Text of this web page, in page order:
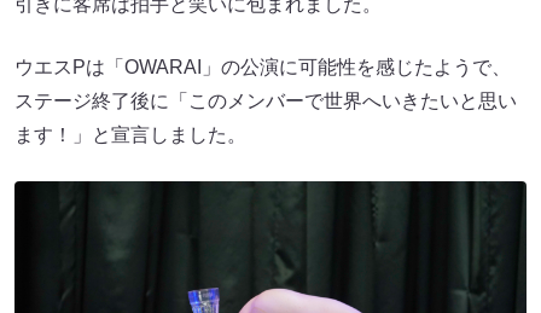
ウエスPは「OWARAI」の公演に可能性を感じたようで、
ステージ終了後に「このメンバーで世界へいきたいと思い
ます！」と宣言しました。